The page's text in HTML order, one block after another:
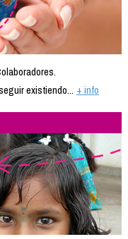
existiendo... + info